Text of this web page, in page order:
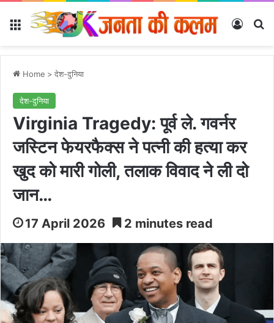
Menu Log In
Home > देश-दुनिया
देश-दुनिया
Virginia Tragedy: पूर्व ले. गवर्नर
जस्टिन फेयरफैक्स ने पत्नी की हत्या कर
खुद को मारी गोली, तलाक विवाद ने ली दो
जान…
17 April 2026 2 minutes read